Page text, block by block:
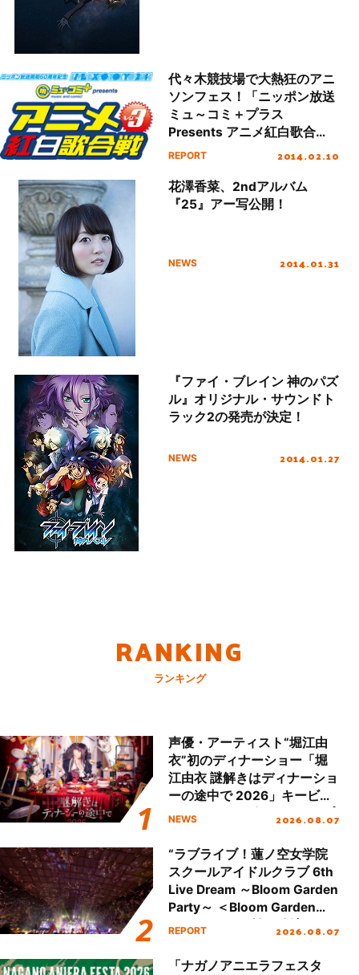
代々木競技場で大熱狂のアニ
ソンフェス！「ニッポン放送
ミュ～コミ＋プラス
Presents アニメ紅白歌合
戦 Vol.3」レポート！
REPORT 2014.02.10
花澤香菜、2ndアルバム
『25』アー写公開！
NEWS 2014.01.31
『ファイ・ブレイン 神のパズ
ル』オリジナル・サウンドト
ラック2の発売が決定！
NEWS 2014.01.27
RANKING
ランキング
声優・アーティスト“堀江由
衣”初のディナーショー「堀
江由衣 謎解きはディナーショ
ーの途中で 2026」キービジ
ュアル＆グッズラインナップ
NEWS 2026.08.07
“ラブライブ！蓮ノ空女学院
スクールアイドルクラブ 6th
Live Dream ～Bloom Garden
Party～ ＜Bloom Garden
Party Stage／埼玉公演＞”
REPORT 2026.08.07
「ナガノアニエラフェスタ